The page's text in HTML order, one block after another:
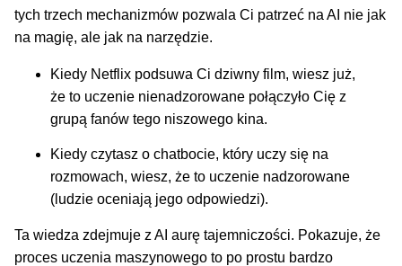
tych trzech mechanizmów pozwala Ci patrzeć na AI nie jak
na magię, ale jak na narzędzie.
Kiedy Netflix podsuwa Ci dziwny film, wiesz już,
że to uczenie nienadzorowane połączyło Cię z
grupą fanów tego niszowego kina.
Kiedy czytasz o chatbocie, który uczy się na
rozmowach, wiesz, że to uczenie nadzorowane
(ludzie oceniają jego odpowiedzi).
Ta wiedza zdejmuje z AI aurę tajemniczości. Pokazuje, że
proces uczenia maszynowego to po prostu bardzo